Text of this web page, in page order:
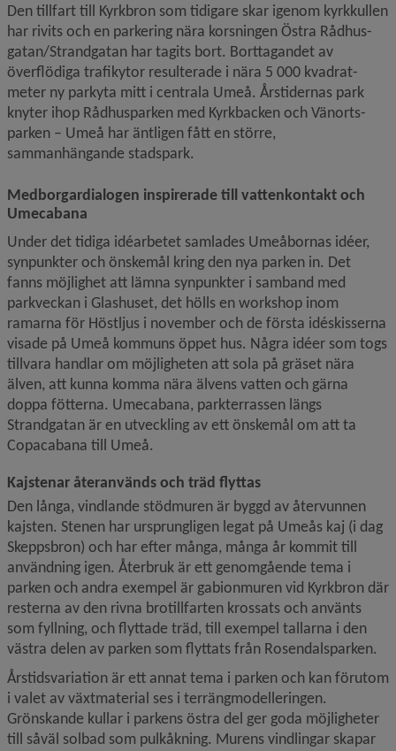
Den tillfart till Kyrkbron som tidigare skar igenom kyrkkullen
har rivits och en parkering nära korsningen Östra Rådhus­
gatan/Strand­gatan har tagits bort. Borttagandet av
överflödiga trafikytor resulterade i nära 5 000 kvadrat­
meter ny parkyta mitt i centrala Umeå. Årstidernas park
knyter ihop Rådhusparken med Kyrkbacken och Vänorts­
parken – Umeå har äntligen fått en större,
sammanhängande stadspark.
Medborgardialogen inspirerade till vattenkontakt och
Umecabana
Under det tidiga idéarbetet samlades Umeåbornas idéer,
synpunkter och önskemål kring den nya parken in. Det
fanns möjlighet att lämna synpunkter i samband med
parkveckan i Glashuset, det hölls en workshop inom
ramarna för Höstljus i november och de första idéskisserna
visade på Umeå kommuns öppet hus. Några idéer som togs
tillvara handlar om möjligheten att sola på gräset nära
älven, att kunna komma nära älvens vatten och gärna
doppa fötterna. Umecabana, parkterrassen längs
Strandgatan är en utveckling av ett önskemål om att ta
Copacabana till Umeå.
Kajstenar återanvänds och träd flyttas
Den långa, vindlande stödmuren är byggd av återvunnen
kajsten. Stenen har ursprungligen legat på Umeås kaj (i dag
Skeppsbron) och har efter många, många år kommit till
användning igen. Återbruk är ett genomgående tema i
parken och andra exempel är gabionmuren vid Kyrkbron där
resterna av den rivna brotillfarten krossats och använts
som fyllning, och flyttade träd, till exempel tallarna i den
västra delen av parken som flyttats från Rosendalsparken.
Årstidsvariation är ett annat tema i parken och kan förutom
i valet av växtmaterial ses i terrängmodelleringen.
Grönskande kullar i parkens östra del ger goda möjligheter
till såväl solbad som pulkåkning. Murens vindlingar skapar